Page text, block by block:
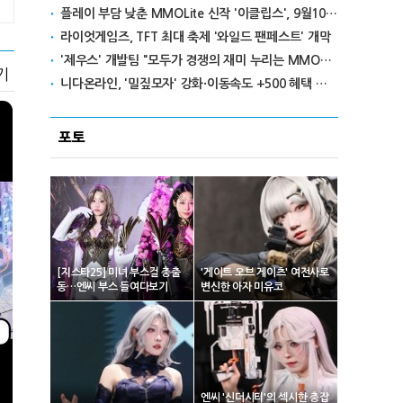
플레이 부담 낮춘 MMOLite 신작 '이클립스', 9월10일 출격
라이엇게임즈, TFT 최대 축제 '와일드 팬페스트' 개막
'제우스' 개발팀 "모두가 경쟁의 재미 누리는 MMORPG로 만들 것"
니다온라인, '밀짚모자' 강화·이동속도 +500 혜택 이벤트 진행
포토
[지스타25] 미녀 부스걸 총출
동…엔씨 부스 들여다보기
'게이트 오브 게이츠' 여전사로
변신한 아자 미유코
엔씨 '신더시티'의 섹시한 총잡